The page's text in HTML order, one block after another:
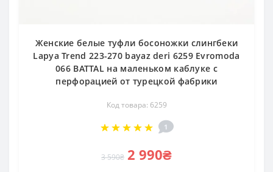
Женские белые туфли босоножки слингбеки
Lapya Trend 223-270 bayaz deri 6259 Evromoda
066 BATTAL на маленьком каблуке с
перфорацией от турецкой фабрики
Код товара: 6259
1
3 590₴ 2 990₴